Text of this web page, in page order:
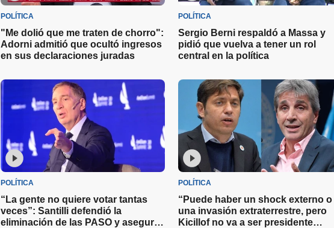
POLÍTICA
"Me dolió que me traten de chorro":
Adorni admitió que ocultó ingresos
en sus declaraciones juradas
POLÍTICA
Sergio Berni respaldó a Massa y
pidió que vuelva a tener un rol
central en la política
POLÍTICA
“La gente no quiere votar tantas
veces”: Santilli defendió la
eliminación de las PASO y aseguró
POLÍTICA
“Puede haber un shock externo o
una invasión extraterrestre, pero
Kicillof no va a ser presidente